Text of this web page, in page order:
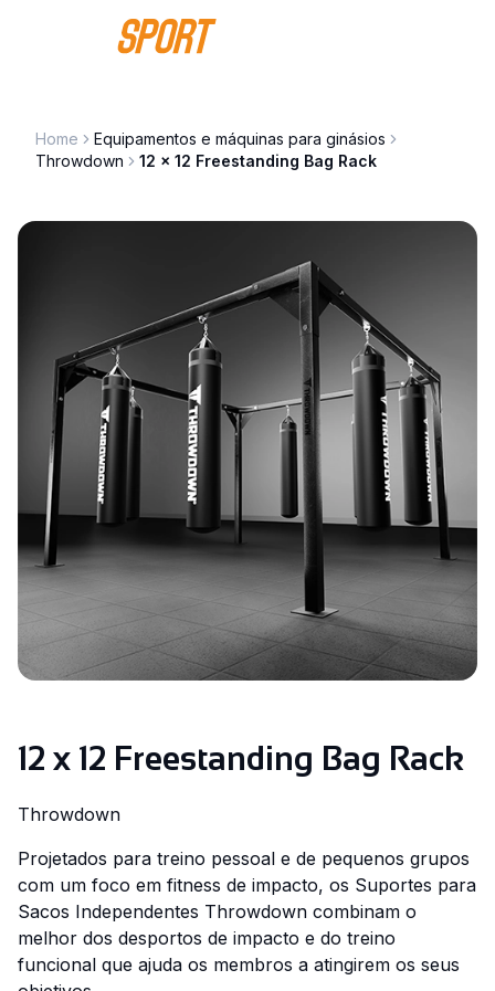
Saltar para o conteúdo
Home
Equipamentos e máquinas para ginásios
Throwdown
12 x 12 Freestanding Bag Rack
12 x 12 Freestanding Bag Rack
Throwdown
Projetados para treino pessoal e de pequenos grupos
com um foco em fitness de impacto, os Suportes para
Sacos Independentes Throwdown combinam o
melhor dos desportos de impacto e do treino
funcional que ajuda os membros a atingirem os seus